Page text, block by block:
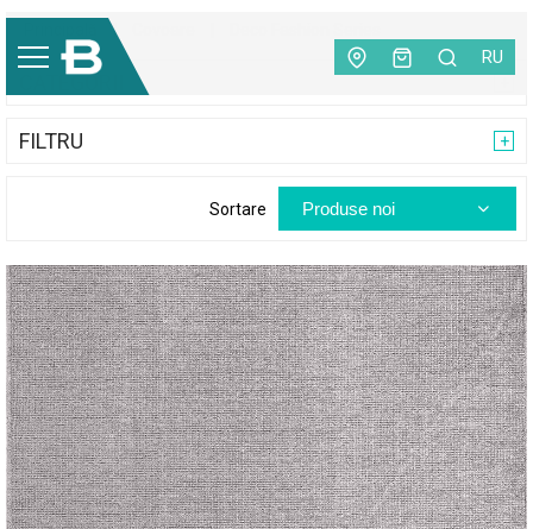
RU
|
CATEGORII
FILTRU
Sortare Produse noi